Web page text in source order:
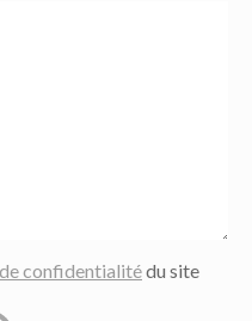
confidentialitédu site